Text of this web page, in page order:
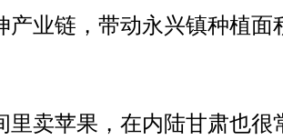
产业链，带动永兴镇种植面
卖苹果，在内陆甘肃也很